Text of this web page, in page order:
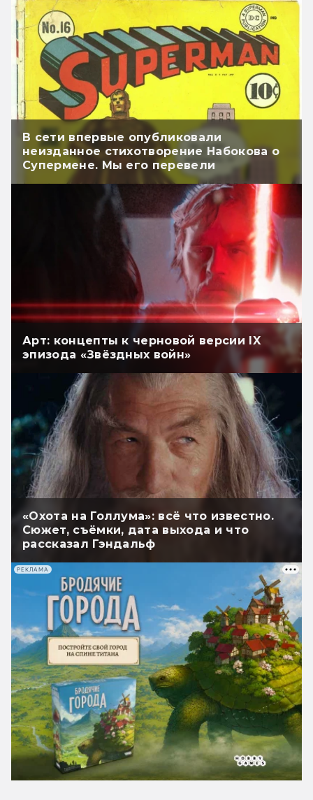
В сети впервые опубликовали
неизданное стихотворение Набокова о
Супермене. Мы его перевели
Арт: концепты к черновой версии IX
эпизода «Звёздных войн»
«Охота на Голлума»: всё что известно.
Сюжет, съёмки, дата выхода и что
рассказал Гэндальф
РЕКЛАМА